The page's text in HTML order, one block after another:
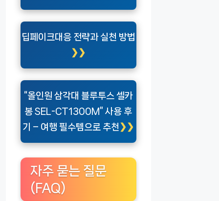
딥페이크대응 전략과 실천 방법
“올인원 삼각대 블루투스 셀카
봉 SEL-CT1300M” 사용 후
기 – 여행 필수템으로 추천
자주 묻는 질문
(FAQ)